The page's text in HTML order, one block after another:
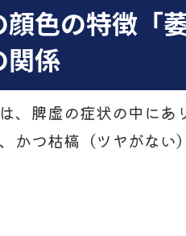
顔色の特徴「
関係
、脾虚の症状の中にあ
かつ枯槁（ツヤがな